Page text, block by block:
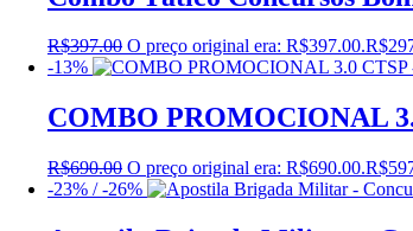
R$397.00 O preço original era: R$397.00.R$
-13%
COMBO PROMOCIONAL
R$690.00 O preço original era: R$690.00.R$
-23% / -26%